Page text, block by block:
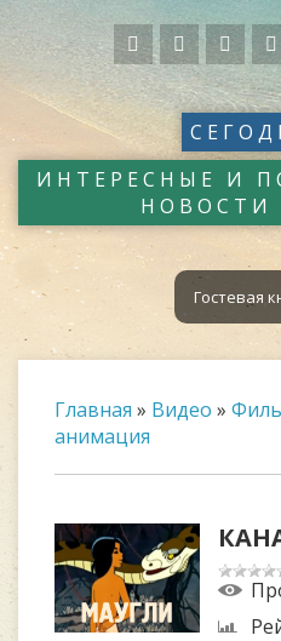
ИНТЕРЕСНЫЕ И
НОВОСТИ
Главная » Видео »
анимация